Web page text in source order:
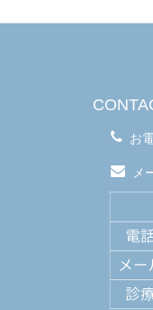
お
メ